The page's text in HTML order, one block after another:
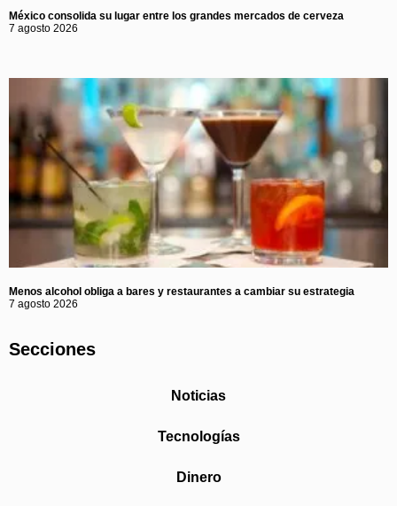
México consolida su lugar entre los grandes mercados de cerveza
7 agosto 2026
Menos alcohol obliga a bares y restaurantes a cambiar su estrategia
7 agosto 2026
Secciones
Noticias
Tecnologías
Dinero